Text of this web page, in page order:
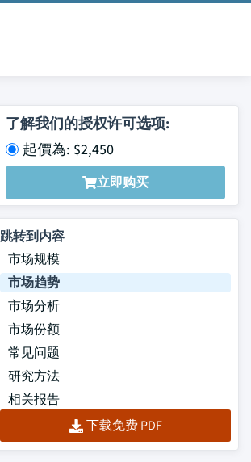
了解我们的授权许可选项:
起價為: $2,450
立即购买
跳转到内容
市场规模
市场趋势
市场分析
市场份额
常见问题
研究方法
相关报告
下载免费 PDF